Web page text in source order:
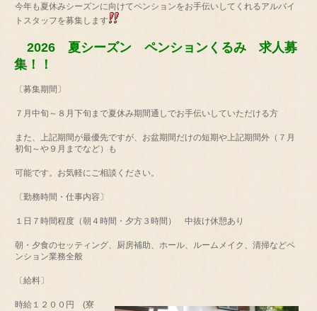
今年も夏休みシーズンに向けてペンションをお手伝いしてくれるアルバイ
トスタッフを募集します
2026 夏シーズン ペンションくるみ 求人募
集！！
〔募集期間〕
７月中旬～８月下旬まで夏休み期間通しでお手伝いしていただける方
また、上記期間が最優先ですが、お盆期間だけの短期や上記期間外（７月
初旬～や９月までなど）も
可能です。お気軽にご相談ください。
〔勤務時間・仕事内容〕
１日７時間程度（朝４時間・夕方３時間） 中抜け休憩あり
朝・夕食のセッティング、厨房補助、ホール、ルームメイク、清掃などペ
ンション業務全般
〔給料〕
時給１２００円 (寮